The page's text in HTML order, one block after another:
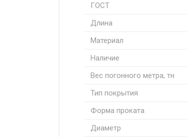
ГОСТ
Длина
Материал
Наличие
Вес погонного метра, тн
Тип покрытия
Форма проката
Диаметр